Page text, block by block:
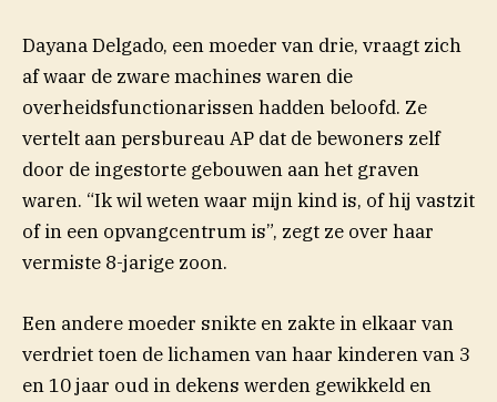
Dayana Delgado, een moeder van drie, vraagt zich
af waar de zware machines waren die
overheidsfunctionarissen hadden beloofd. Ze
vertelt aan persbureau AP dat de bewoners zelf
door de ingestorte gebouwen aan het graven
waren. “Ik wil weten waar mijn kind is, of hij vastzit
of in een opvangcentrum is”, zegt ze over haar
vermiste 8-jarige zoon.
Een andere moeder snikte en zakte in elkaar van
verdriet toen de lichamen van haar kinderen van 3
en 10 jaar oud in dekens werden gewikkeld en